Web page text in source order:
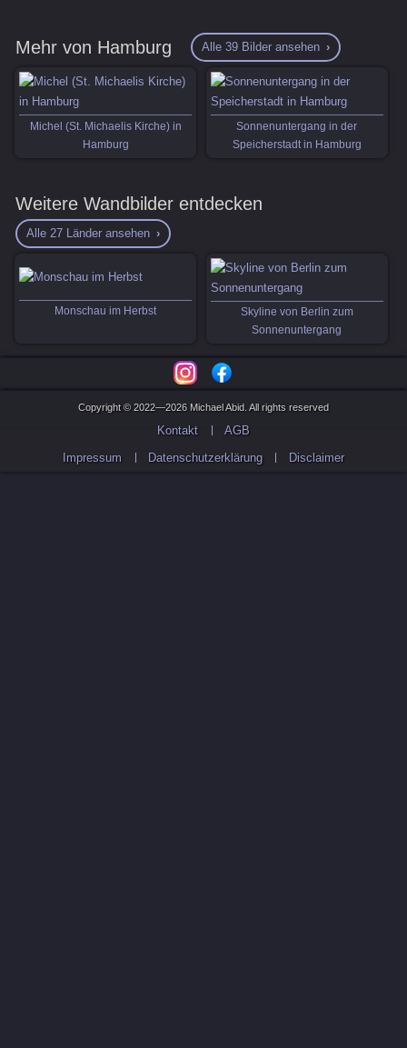
Mehr von Hamburg Alle 39 Bilder ansehen
Michel (St. Michaelis Kirche) in
Hamburg
Sonnenuntergang in der
Speicherstadt in Hamburg
Weitere Wandbilder entdecken
Alle 27 Länder ansehen
Monschau im Herbst
Skyline von Berlin zum
Sonnenuntergang
Copyright © 2022—2026 Michael Abid. All rights reserved
Kontakt
AGB
Impressum
Datenschutzerklärung Disclaimer